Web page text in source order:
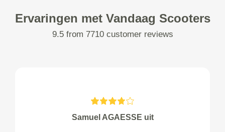
Ervaringen met Vandaag Scooters
9.5 from 7710 customer reviews
Samuel AGAESSE uit